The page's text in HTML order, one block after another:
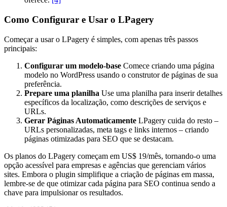
Como Configurar e Usar o LPagery
Começar a usar o LPagery é simples, com apenas três passos
principais:
Configurar um modelo-base Comece criando uma página
modelo no WordPress usando o construtor de páginas de sua
preferência.
Prepare uma planilha Use uma planilha para inserir detalhes
específicos da localização, como descrições de serviços e
URLs.
Gerar Páginas Automaticamente LPagery cuida do resto –
URLs personalizadas, meta tags e links internos – criando
páginas otimizadas para SEO que se destacam.
Os planos do LPagery começam em US$ 19/mês, tornando-o uma
opção acessível para empresas e agências que gerenciam vários
sites. Embora o plugin simplifique a criação de páginas em massa,
lembre-se de que otimizar cada página para SEO continua sendo a
chave para impulsionar os resultados.